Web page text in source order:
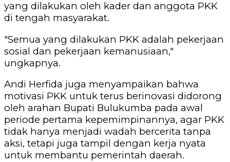
yang dilakukan oleh kader dan anggota PKK
di tengah masyarakat.
"Semua yang dilakukan PKK adalah pekerjaan
sosial dan pekerjaan kemanusiaan,"
ungkapnya.
Andi Herfida juga menyampaikan bahwa
motivasi PKK untuk terus berinovasi didorong
oleh arahan Bupati Bulukumba pada awal
periode pertama kepemimpinannya, agar PKK
tidak hanya menjadi wadah bercerita tanpa
aksi, tetapi juga tampil dengan kerja nyata
untuk membantu pemerintah daerah.